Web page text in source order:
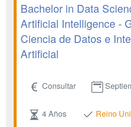
Bachelor in Data
Artificial Intelligence -
Ciencia de Datos e
Artificial
Consultar
4 Años Reino